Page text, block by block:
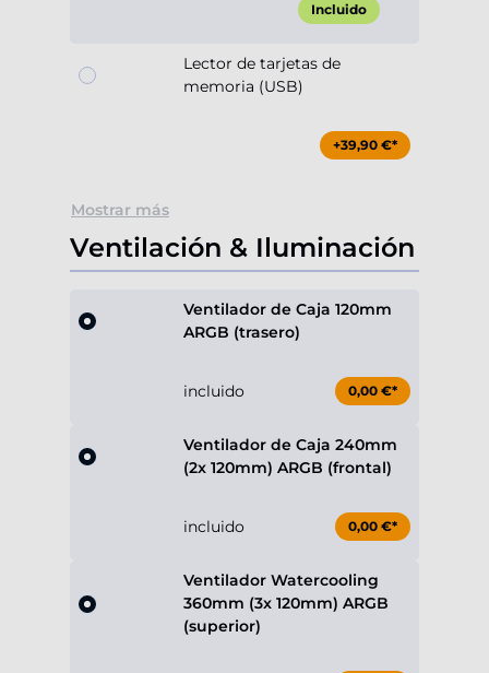
Incluido
Lector de tarjetas de
memoria (USB)
+39,90 €*
Mostrar más
Ventilación & Iluminación
Ventilador de Caja 120mm
ARGB (trasero)
incluido 0,00 €*
Ventilador de Caja 240mm
(2x 120mm) ARGB (frontal)
incluido 0,00 €*
Ventilador Watercooling
360mm (3x 120mm) ARGB
(superior)